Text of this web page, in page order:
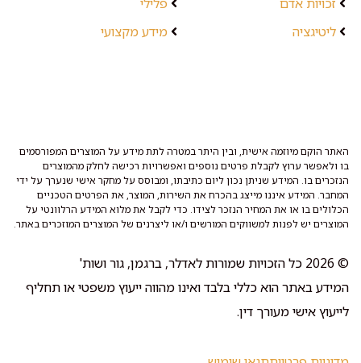
ליטיגציה
מידע מקצועי
האתר הוקם מיוזמה אישית, ובין היתר במטרה לתת מידע על המוצרים המפורסמים
בו ולאפשר ערוץ לקבלת פרטים נוספים ואפשרויות רכישה לחלק מהמוצרים
הנזכרים בו. המידע שניתן נכון ליום כתיבתו, ומבוסס על מחקר אישי שנערך על ידי
המחבר. המידע איננו מייצג בהכרח את השירות, המוצר, את הפרטים הטכניים
הכלולים בו או את המחיר הנזכר לצידו. כדי לקבל את מלוא המידע הרלוונטי על
המוצרים יש לפנות למשווקים המורשים ו/או ליצרנים של המוצרים המוזכרים באתר.
© 2026 כל הזכויות שמורות לאדלר, ברגמן, גור ושות'
המידע באתר הוא כללי בלבד ואינו מהווה ייעוץ משפטי או תחליף
לייעוץ אישי מעורך דין.